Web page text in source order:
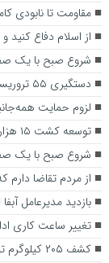
مقاومت تا نابودی
از اسلام دفاع کنید
شروع صبح با یک
دستگیری ۵۵ تروریست وابسته به اسرائیل در سیستان‌وبلوچستان
لزوم حمایت
توسعه کشت ۱۵ هزار هکتار سورگوم در سیستان‌وبلوچستان
شروع صبح با یک
از مردم تقاضا دارم
بازدید مدیرعامل
تغییر ساعت کاری
کشف ۲۰۵ کیلوگرم تریاک در جنوب سیستان‌وبلوچستان